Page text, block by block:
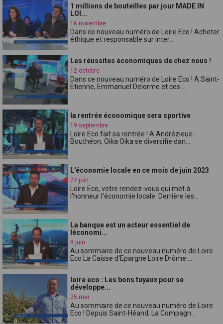
1 millions de bouteilles par jour MADE IN
LOI...
16 novembre
Dans ce nouveau numéro de Loire Eco ! Acheter
éthique et responsable sur inter...
Les réussites économiques de chez nous !
12 octobre
Dans ce nouveau numéro de Loire Eco ! A Saint-
Etienne, Emmanuel Delorme et ces ...
la rentrée économique sera sportive
19 septembre
Loire Eco fait sa rentrée ! A Andrézieux-
Bouthéon, Oika Oika se diversifie dan...
L'économie locale en ce mois de juin 2023
22 juin
Loire Eco, votre rendez-vous qui met à
l'honneur l'économie locale. Derrière les...
La banque est un acteur essentiel de
léconomi...
8 juin
Au sommaire de ce nouveau numéro de Loire
Eco La Caisse d'Epargne Loire Drôme ...
loire eco : Les bons tuyaux pour se
développe...
25 mai
Au sommaire de ce nouveau numéro de Loire
Eco ! Depuis Saint-Héand, La Compagn...